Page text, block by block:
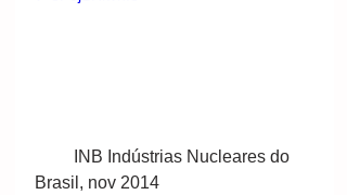
Brasil, nov 2014